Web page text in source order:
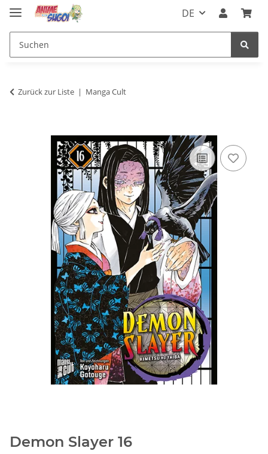
DE
Zurück zur Liste Manga Cult
Demon Slayer 16